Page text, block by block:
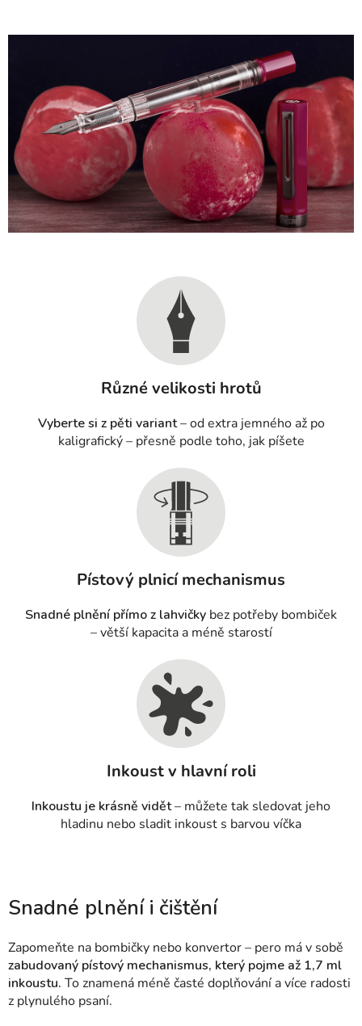
Různé velikosti hrotů
Vyberte si z pěti variant– od extra jemného až po
kaligrafický – přesně podle toho, jak píšete
Pístový plnicí mechanismus
Snadné plnění přímo z lahvičky bez potřeby bombiček
– větší kapacita a méně starostí
Inkoust v hlavní roli
Inkoustu je krásně vidět– můžete tak sledovat jeho
hladinu nebo sladit inkoust s barvou víčka
Snadné plnění i čištění
Zapomeňte na bombičky nebo konvertor – pero má v sobě
zabudovaný pístový mechanismus, který pojme až 1,7 ml
inkoustu. To znamená méně časté doplňování a více radosti
z plynulého psaní.